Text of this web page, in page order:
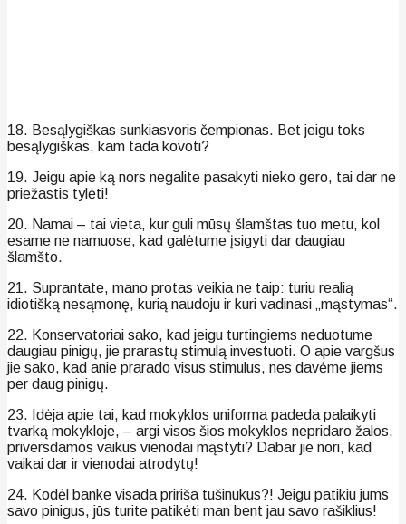
18. Besąlygiškas sunkiasvoris čempionas. Bet jeigu toks
besąlygiškas, kam tada kovoti?
19. Jeigu apie ką nors negalite pasakyti nieko gero, tai dar ne
priežastis tylėti!
20. Namai – tai vieta, kur guli mūsų šlamštas tuo metu, kol
esame ne namuose, kad galėtume įsigyti dar daugiau
šlamšto.
21. Suprantate, mano protas veikia ne taip: turiu realią
idiotišką nesąmonę, kurią naudoju ir kuri vadinasi „mąstymas“.
22. Konservatoriai sako, kad jeigu turtingiems neduotume
daugiau pinigų, jie prarastų stimulą investuoti. O apie vargšus
jie sako, kad anie prarado visus stimulus, nes davėme jiems
per daug pinigų.
23. Idėja apie tai, kad mokyklos uniforma padeda palaikyti
tvarką mokykloje, – argi visos šios mokyklos nepridaro žalos,
priversdamos vaikus vienodai mąstyti? Dabar jie nori, kad
vaikai dar ir vienodai atrodytų!
24. Kodėl banke visada pririša tušinukus?! Jeigu patikiu jums
savo pinigus, jūs turite patikėti man bent jau savo rašiklius!